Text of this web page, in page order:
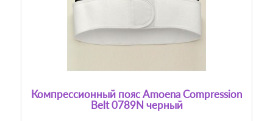
Компрессионный пояс Amoena Compression
Belt 0789N черный